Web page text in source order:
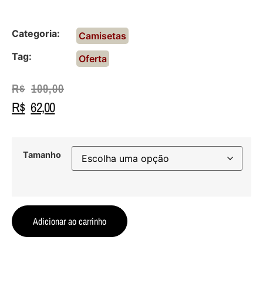
Categoria:
Camisetas
Tag:
Oferta
R$ 109,00
R$ 62,00
Tamanho
Adicionar ao carrinho